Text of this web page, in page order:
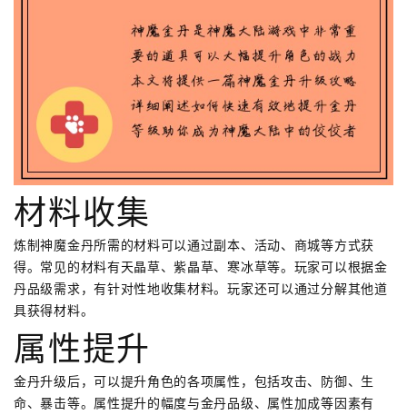
材料收集
炼制神魔金丹所需的材料可以通过副本、活动、商城等方式获
得。常见的材料有天晶草、紫晶草、寒冰草等。玩家可以根据金
丹品级需求，有针对性地收集材料。玩家还可以通过分解其他道
具获得材料。
属性提升
金丹升级后，可以提升角色的各项属性，包括攻击、防御、生
命、暴击等。属性提升的幅度与金丹品级、属性加成等因素有